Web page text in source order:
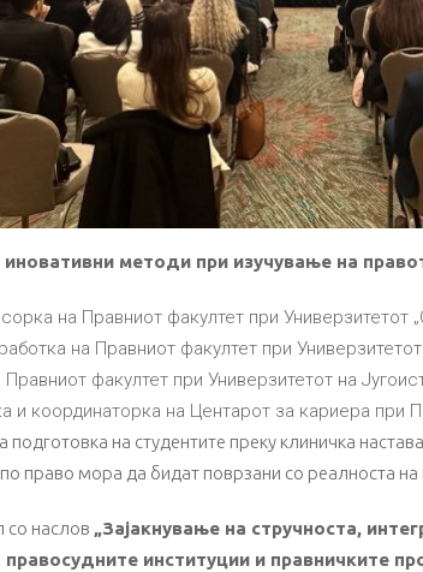
методи при изучување на
на Правниот факултет при Универзитетот
на Правниот факултет при
факултет при Универзитетот на
и координаторка на Центарот за кариера при
подготовка на студентите преку клиничка
право мора да бидат поврзани со реалноста на
со наслов „Зајакнување на стручноста,
институции и правничките